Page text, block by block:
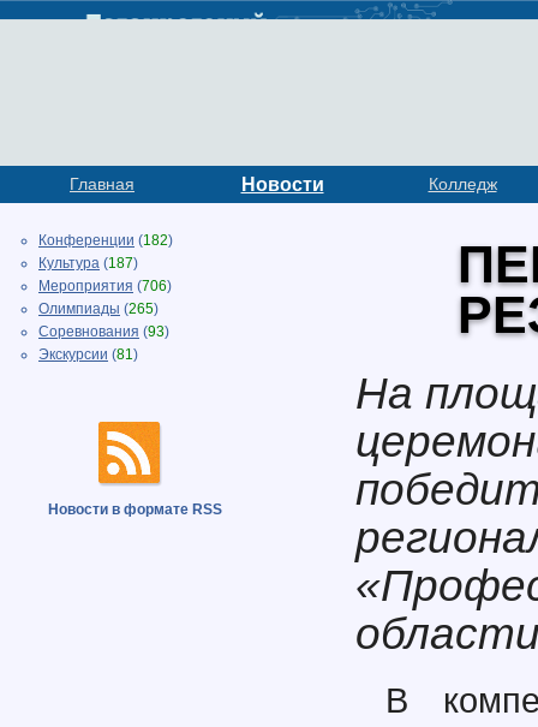
Главная Новости Колледж
Конференции (182)
Культура (187)
Мероприятия (706)
Олимпиады (265)
Соревнования (93)
Экскурсии (81)
Новости в формате RSS
На
В